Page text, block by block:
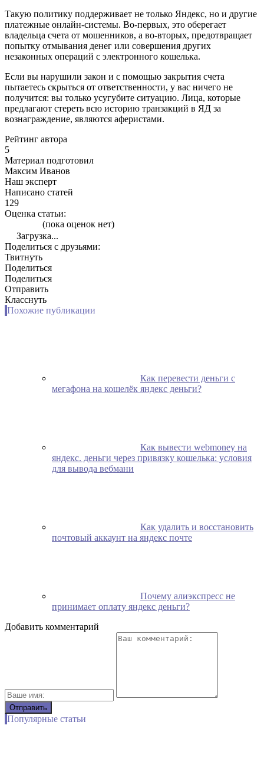
Такую политику поддерживает не только Яндекс, но и другие
платежные онлайн-системы. Во-первых, это оберегает
владельца счета от мошенников, а во-вторых, предотвращает
попытку отмывания денег или совершения других
незаконных операций с электронного кошелька.
Если вы нарушили закон и с помощью закрытия счета
пытаетесь скрыться от ответственности, у вас ничего не
получится: вы только усугубите ситуацию. Лица, которые
предлагают стереть всю историю транзакций в ЯД за
вознаграждение, являются аферистами.
Рейтинг автора
5
Материал подготовил
Максим Иванов
Наш эксперт
Написано статей
129
Оценка статьи:
(пока оценок нет)
Загрузка...
Поделиться с друзьями:
Твитнуть
Поделиться
Поделиться
Отправить
Класснуть
Похожие публикации
Как перевести деньги с
мегафона на кошелёк яндекс деньги?
Как вывести webmoney на
яндекс. деньги через привязку кошелька: условия
для вывода вебмани
Как удалить и восстановить
почтовый аккаунт на яндекс почте
Почему алиэкспресс не
принимает оплату яндекс деньги?
Добавить комментарий
Популярные статьи